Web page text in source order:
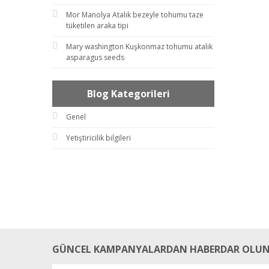
Mor Manolya Atalık bezeyle tohumu taze
tüketilen araka tipi
Mary washington Kuşkonmaz tohumu atalık
asparagus seeds
Blog Kategorileri
Genel
Yetiştiricilik bilgileri
GÜNCEL KAMPANYALARDAN HABERDAR